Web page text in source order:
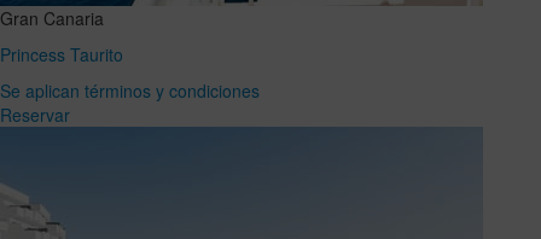
Gran Canaria
Princess Taurito
Se aplican términos y condiciones
Reservar